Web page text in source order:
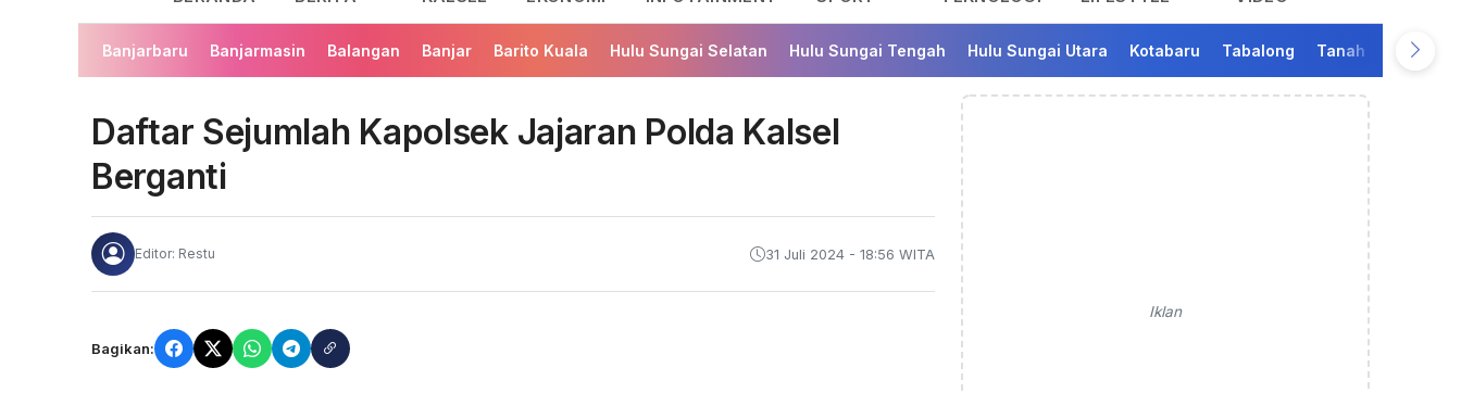
Banjarbaru Banjarmasin Balangan Banjar Barito Kuala Hulu Sungai Selatan Hulu Sungai Tengah Hulu Sungai Utara Kotabaru Tabalong Tanah Bumbu
Daftar Sejumlah Kapolsek Jajaran Polda Kalsel
Berganti
Editor: Restu 31 Juli 2024 - 18:56 WITA
Bagikan:
Iklan